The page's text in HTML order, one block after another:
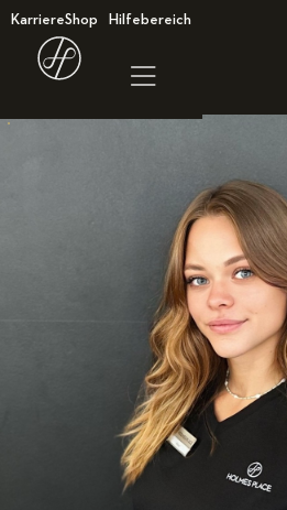
KarriereShop Hilfebereich